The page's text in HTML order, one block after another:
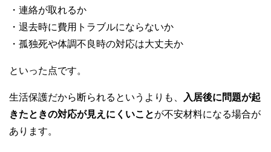
・連絡が取れるか
・退去時に費用トラブルにならないか
・孤独死や体調不良時の対応は大丈夫か
といった点です。
生活保護だから断られるというよりも、
入居後に問題が起
きたときの対応が見えにくいことが不安材料になる場合が
あります。